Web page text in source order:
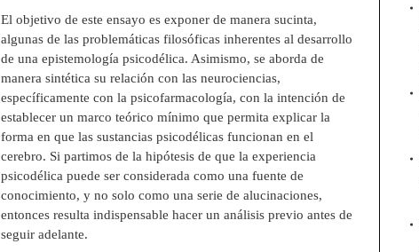
El objetivo de este ensayo es exponer de manera sucinta,
algunas de las problemáticas filosóficas inherentes al desarrollo
de una epistemología psicodélica. Asimismo, se aborda de
manera sintética su relación con las neurociencias,
específicamente con la psicofarmacología, con la intención de
establecer un marco teórico mínimo que permita explicar la
forma en que las sustancias psicodélicas funcionan en el
cerebro. Si partimos de la hipótesis de que la experiencia
psicodélica puede ser considerada como una fuente de
conocimiento, y no solo como una serie de alucinaciones,
entonces resulta indispensable hacer un análisis previo antes de
seguir adelante.